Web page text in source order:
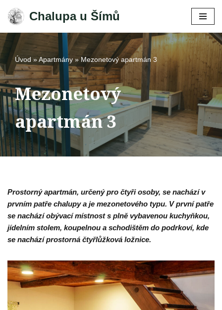
Přeskočit
obsah
Chalupa u Šímů
Úvod »Apartmány »Mezonetový apartmán 3
Mezonetový
apartmán 3
Prostorný apartmán, určený pro čtyři osoby, se nachází v
prvním patře chalupy a je mezonetového typu. V první patře
se nachází obývací místnost s plně vybavenou kuchyňkou,
jídelním stolem, koupelnou a schodištěm do podrkoví, kde
se nachází prostorná čtyřlůžková ložnice.